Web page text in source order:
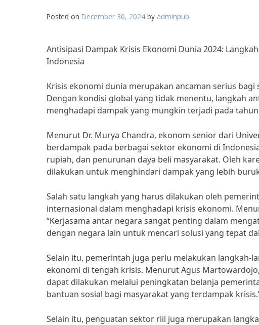
Posted on December 30, 2024 by adminpub
Antisipasi Dampak Krisis Ekonomi Dunia 2024:
Indonesia
Krisis ekonomi dunia merupakan ancaman serius
Dengan kondisi global yang tidak menentu, langkah
menghadapi dampak yang mungkin terjadi pada tahun
Menurut Dr. Murya Chandra, ekonom senior dari
berdampak pada berbagai sektor ekonomi di
rupiah, dan penurunan daya beli masyarakat. Oleh
dilakukan untuk menghindari dampak yang lebih
Salah satu langkah yang harus dilakukan oleh
internasional dalam menghadapi krisis ekonomi.
“Kerjasama antar negara sangat penting dalam
dengan negara lain untuk mencari solusi yang tepat
Selain itu, pemerintah juga perlu melakukan
ekonomi di tengah krisis. Menurut Agus
dapat dilakukan melalui peningkatan belanja
bantuan sosial bagi masyarakat yang terdampak
Selain itu, penguatan sektor riil juga merupakan